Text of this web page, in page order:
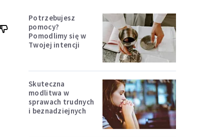
Potrzebujesz
pomocy?
Pomodlimy się w
Twojej intencji
Skuteczna
modlitwa w
sprawach trudnych
i beznadziejnych